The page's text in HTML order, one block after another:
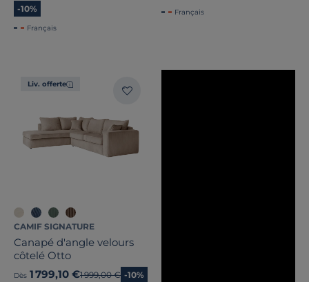
-10%
Français
Français
Liv. offerte
CAMIF SIGNATURE
Canapé d'angle velours
côtelé Otto
Dès 1 799,10 €Ancien prix
1 999,00 € -10%